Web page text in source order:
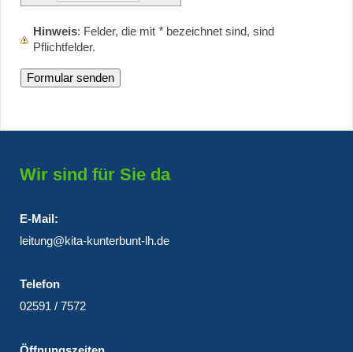
Hinweis : Felder, die mit * bezeichnet sind, sind
Pflichtfelder.
Wir sind für Sie da
E-Mail:
leitung@kita-kunterbunt-lh.de
Telefon
02591 / 7572